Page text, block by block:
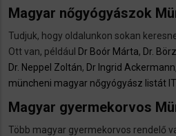
Magyar nőgyógyászok
Tudjuk, hogy oldalunkon sokan
Ott van, például Dr Boór Márta, Dr.
Dr. Neppel Zoltán, Dr Ingrid Ackermann
müncheni magyar nőgyógyász listát
Magyar gyermekorvos
Több magyar gyermekorvos rendelő